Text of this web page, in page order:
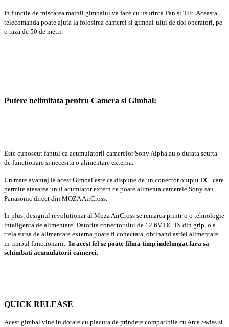
In functie de miscarea mainii gimbalul va face cu usurinta Pan si Tilt. Aceasta
telecomanda poate ajuta la folosirea camerei si gimbal-ului de doi operatori, pe
o raza de 50 de metri.
Putere nelimitata pentru Camera si Gimbal:
Este cunoscut faptul ca acumulatorii camerelor Sony Alpha au o durata scurta
de functionare si necesita o alimentare externa.
Un mare avantaj la acest Gimbal este ca dispune de un conector output DC care
permite atasarea unui acumlator extern ce poate alimenta camerele Sony sau
Panasonic direct din MOZA AirCross.
In plus, designul revolutionar al Moza AirCross se remarca printr-o o tehnologie
inteligenta de alimentare. Datorita conectorului de 12.6V DC IN din grip, o a
treia sursa de alimentare externa poate fi conectata, obtinand astfel alimentare
in timpul functionarii. In acest fel se poate filma timp indelungat fara sa
schimbati acumulatorii camerei.
QUICK RELEASE
Acest gimbal vine in dotare cu placuta de prindere compatibila cu Arca Swiss si